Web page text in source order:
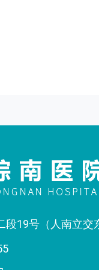
段19号（人南立交